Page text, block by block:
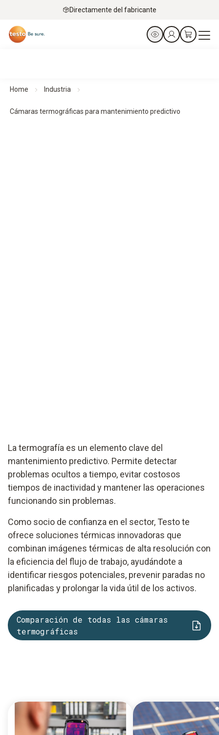
Directamente del fabricante
Home Industria
Cámaras termográficas para mantenimiento predictivo
La termografía es un elemento clave del
mantenimiento predictivo. Permite detectar
problemas ocultos a tiempo, evitar costosos
tiempos de inactividad y mantener las operaciones
funcionando sin problemas.
Como socio de confianza en el sector, Testo te
ofrece soluciones térmicas innovadoras que
combinan imágenes térmicas de alta resolución con
la eficiencia del flujo de trabajo, ayudándote a
identificar riesgos potenciales, prevenir paradas no
planificadas y prolongar la vida útil de los activos.
Comparación de todas las cámaras
termográficas